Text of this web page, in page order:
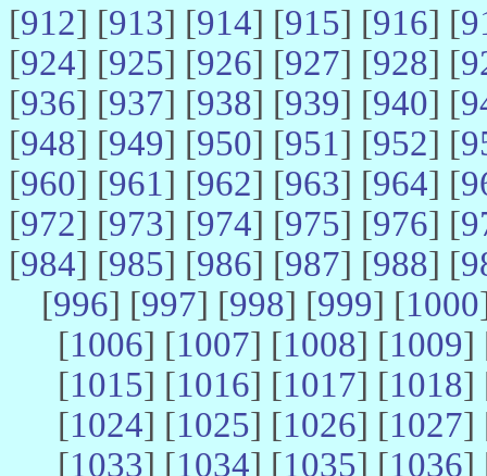
[912] [913] [914] [915] [916] [
[924] [925] [926] [927] [928] [
[936] [937] [938] [939] [940] [
[948] [949] [950] [951] [952] [
[960] [961] [962] [963] [964] [
[972] [973] [974] [975] [976] [
[984] [985] [986] [987] [988] [
[996] [997] [998] [999] [1000
[1006] [1007] [1008] [1009]
[1015] [1016] [1017] [1018]
[1024] [1025] [1026] [1027]
[1033] [1034] [1035] [1036]